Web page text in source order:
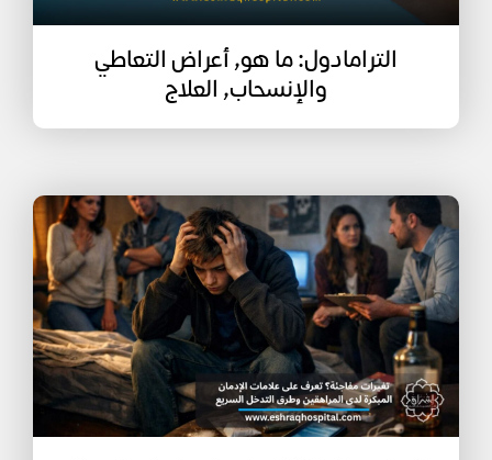
الترامادول: ما هو, أعراض التعاطي
والإنسحاب, العلاج